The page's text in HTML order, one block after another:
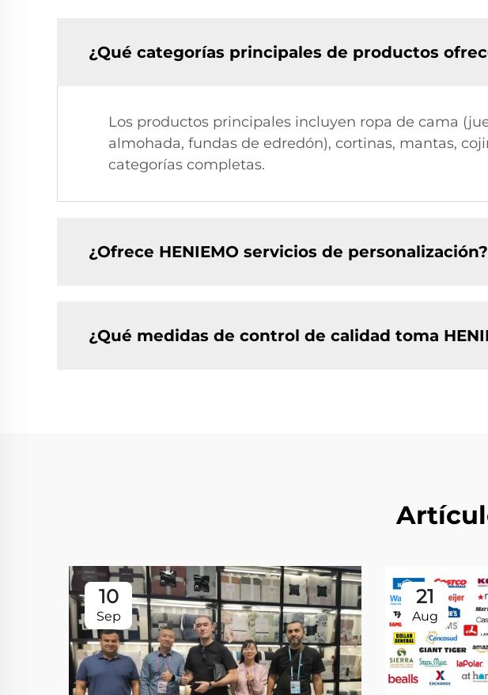
¿Qué categorías principales de productos
Los productos principales incluyen ropa de cama
almohada, fundas de edredón), cortinas, mantas,
categorías completas.
¿Ofrece HENIEMO servicios de
¿Qué medidas de control de calidad toma
10
Sep
21
Aug